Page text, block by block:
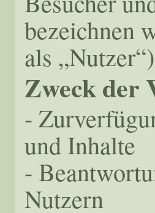
bezeichnen
als
Zweck der
-
und Inhalte
-
Nutzern